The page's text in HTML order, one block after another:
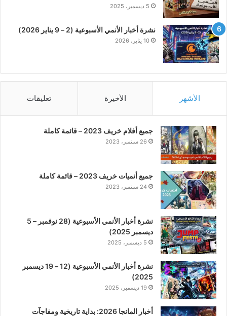
5 ديسمبر، 2025
نشرة أخبار الأنمي الأسبوعية (2 – 9 يناير 2026)
10 يناير، 2026
الأشهر الأخيرة تعليقات
جميع أفلام خريف 2023 – قائمة كاملة
26 سبتمبر، 2023
جميع أنميات خريف 2023 – قائمة كاملة
24 سبتمبر، 2023
نشرة أخبار الأنمي الأسبوعية (28 نوفمبر – 5
ديسمبر 2025)
5 ديسمبر، 2025
نشرة أخبار الأنمي الأسبوعية (12 – 19 ديسمبر
2025)
19 ديسمبر، 2025
أخبار المانجا 2026: بداية تاريخية ومفاجآت